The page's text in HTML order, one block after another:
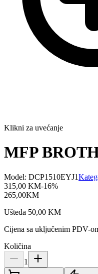
Klikni za uvećanje
MFP
Model: DCP1510EYJ1
315,00 KM-16%
265,00KM
Ušteda 50,00 KM
Cijena sa uključenim PDV-
Količina
1